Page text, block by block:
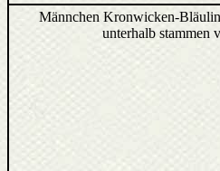
Männchen Kronwicken-
unterhalb stammen